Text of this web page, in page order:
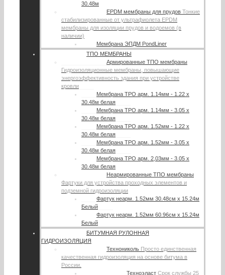
30.48м
EPDM мембраны для прудов Тонкие
стабилизированные от ультрафиолета EPDM
мембраны для изоляции прудов и водоемов (в
наличии)
Мембрана ЭПДМ PondLiner
ТПО МЕМБРАНЫ
Армированные ТПО мембраны
Гидроизоляционные мембраны, повышающие
энергоэффективность здания при устройстве
кровли
Мембрана TPO арм. 1.14мм - 1.22 х
30.48м белая
Мембрана TPO арм. 1.14мм - 3.05 х
30.48м белая
Мембрана TPO арм. 1.52мм - 1.22 х
30.48м белая
Мембрана TPO арм. 1.52мм - 3.05 х
30.48м белая
Мембрана TPO арм. 2,03мм - 3.05 х
30.48м белая
Неармированные ТПО мембраны
Фартуки для устройства проходных элементов и
подземной гидроизоляции
Фартук неарм. 1.52мм 30.48см х 15.24м
Белый
Фартук неарм. 1.52мм 60.96см х 15.24м
Белый
БИТУМНАЯ РУЛОННАЯ
ГИДРОИЗОЛЯЦИЯ
Технониколь Просто единственная
качественная гидроизоляция на основе битума в
России.
Техноэласт Срок службы 25